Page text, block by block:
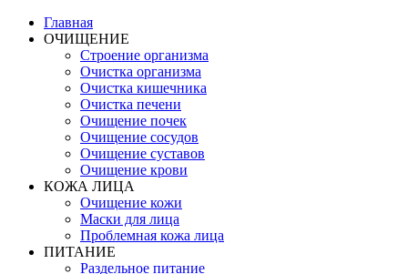
Главная
ОЧИЩЕНИЕ
Строение организма
Очистка организма
Очистка кишечника
Очистка печени
Очищение почек
Очищение сосудов
Очищение суставов
Очищение крови
КОЖА ЛИЦА
Очищение кожи
Маски для лица
Проблемная кожа лица
ПИТАНИЕ
Раздельное питание